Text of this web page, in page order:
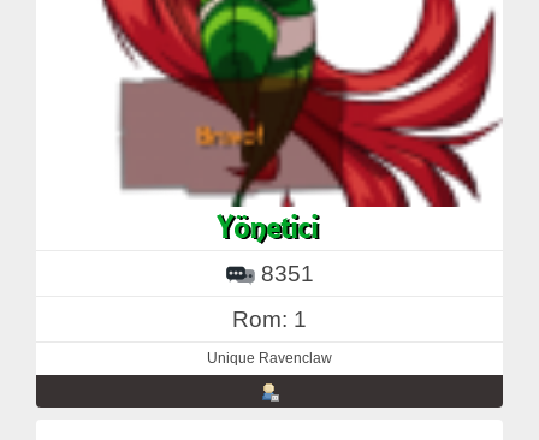
8351
Rom: 1
Unique Ravenclaw